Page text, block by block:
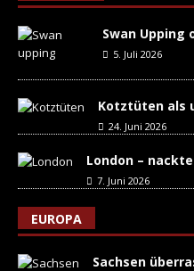
Swan Upping
5. Juli 2026
Kotztüten als
24. Juni 2026
London –
7. Juni 2026
EUROPA
Sachsen